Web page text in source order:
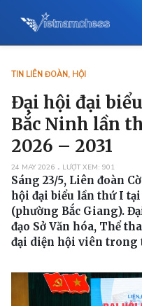
TIN LIÊN ĐOÀN, HỘI
Đại hội đại
Bắc Ninh lần
2026 – 2031
24 MAY 2026 LƯỢT XEM: 901
Sáng 23/5, Liên đoàn
hội đại biểu lần thứ I
(phường Bắc Giang).
đạo Sở Văn hóa, Thể
đại diện hội viên trong